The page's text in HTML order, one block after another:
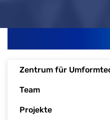
Zentrum für
Team
Projekte